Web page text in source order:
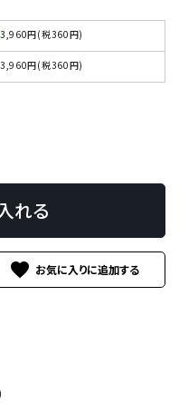
3,960円(税360円)
3,960円(税360円)
れる
favorite